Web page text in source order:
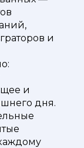
и
и
дня.